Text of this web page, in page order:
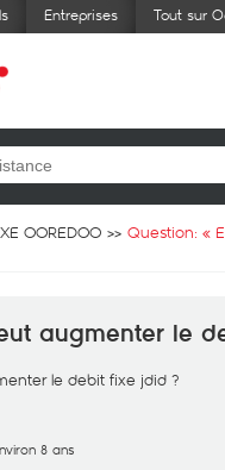
Entreprises Tout sur
OOREDOO Question: «
augmenter le
le debit fixe jdid ?
8 ans